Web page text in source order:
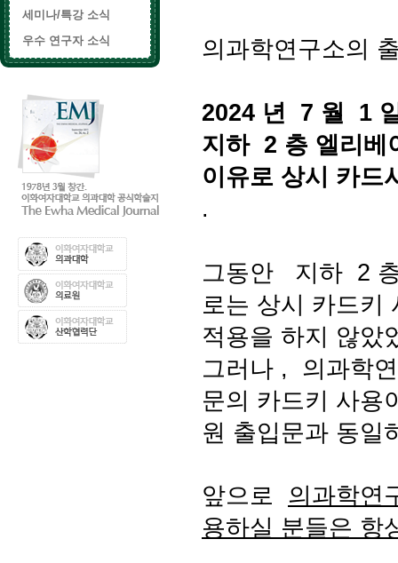
세미나/특강 소식
우수 연구자 소식
의과학연구소의
2024 년 7 월 1
지하 2 층 엘리베
이유로 상시 카드
.
그동안 지하 2
로는 상시 카드키
적용을 하지 않았
그러나 ,
의과학
문의 카드키 사용
원 출입문과 동일
앞으로
의과학연
용하실 분들은 항